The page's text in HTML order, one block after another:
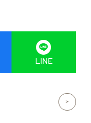
LINE